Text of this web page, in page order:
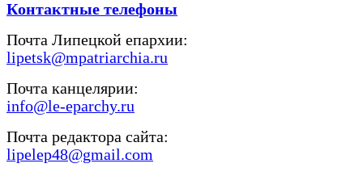
Контактные телефоны
Почта Липецкой епархии:
lipetsk@mpatriarchia.ru
Почта канцелярии:
info@le-eparchy.ru
Почта редактора сайта:
lipelep48@gmail.com